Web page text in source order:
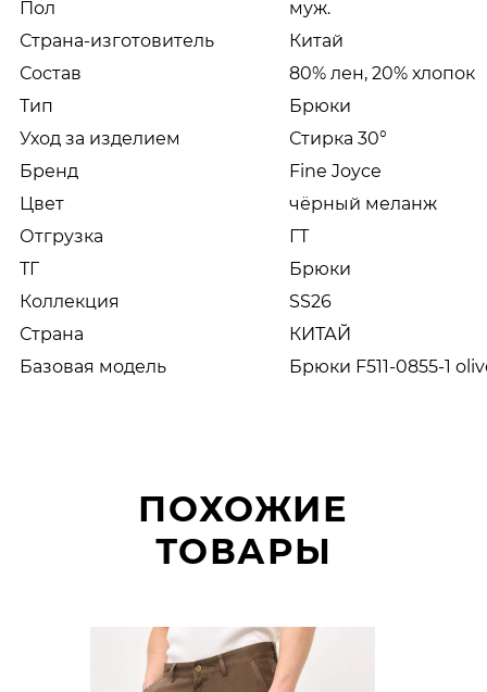
Пол
муж.
Страна-изготовитель
Китай
Состав
80% лен, 20% хлопок
Тип
Брюки
Уход за изделием
Стирка 30°
Бренд
Fine Joyce
Цвет
чёрный меланж
Отгрузка
ГТ
ТГ
Брюки
Коллекция
SS26
Страна
КИТАЙ
Базовая модель
Брюки F511-0855-1
ПОХОЖИЕ
ТОВАРЫ